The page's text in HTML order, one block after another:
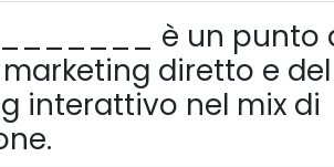
è un punto
diretto e del
interattivo nel mix di